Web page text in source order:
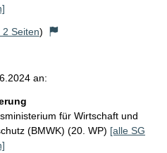
2 Seiten)
an:
für Wirtschaft und
(BMWK) (20. WP) [alle SG